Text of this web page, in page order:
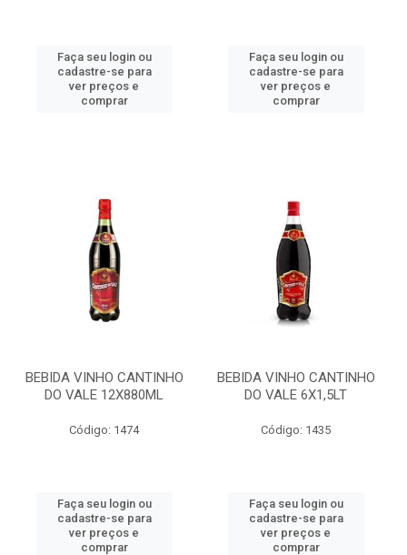
Faça seu login ou
cadastre-se para
ver preços e
comprar
Faça seu login ou
cadastre-se para
ver preços e
comprar
BEBIDA VINHO CANTINHO
DO VALE 12X880ML
Código: 1474
Faça seu login ou
cadastre-se para
ver preços e
comprar
BEBIDA VINHO CANTINHO
DO VALE 6X1,5LT
Código: 1435
Faça seu login ou
cadastre-se para
ver preços e
comprar